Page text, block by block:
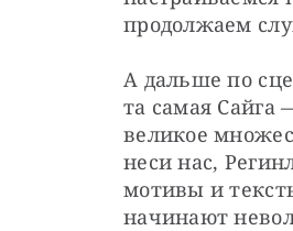
продолжаем
А дальше по
та самая Сайга
великое
неси нас,
мотивы и
начинают